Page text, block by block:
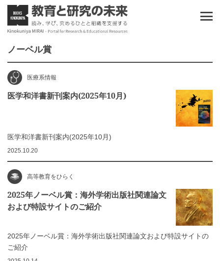
ノーベル賞
医療系情報
医学和洋書新刊案内(2025年10月)
医学和洋書新刊案内(2025年10月)
2025.10.20
高等教育をひらく
2025年ノーベル賞：海外学術出版社関連論文
および特設サイトのご紹介
2025年ノーベル賞：海外学術出版社関連論文および特設サイトの
ご紹介